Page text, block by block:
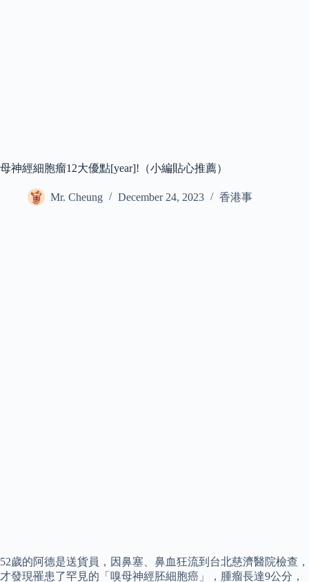
母神經細胞瘤12大優點[year]!（小編貼心推薦）
Mr. Cheung December 24, 2023 香港事
52歲的阿德是送貨員，因鼻塞、鼻血狂流到台北慈濟醫院檢查，
才發現罹患了罕見的「嗅母神經胚細胞癌」，腫瘤長達9公分，